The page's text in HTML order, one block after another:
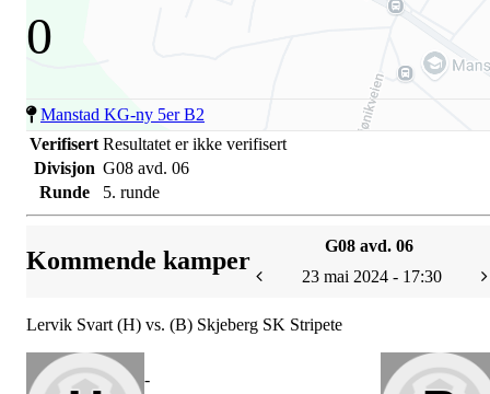
0
Manstad KG-ny 5er B2
Verifisert Resultatet er ikke verifisert
Divisjon G08 avd. 06
Runde
5. runde
Kommende kamper
G08 avd. 06
23 mai 2024 - 17:30
Lervik Svart (H) vs. (B) Skjeberg SK Stripete
-